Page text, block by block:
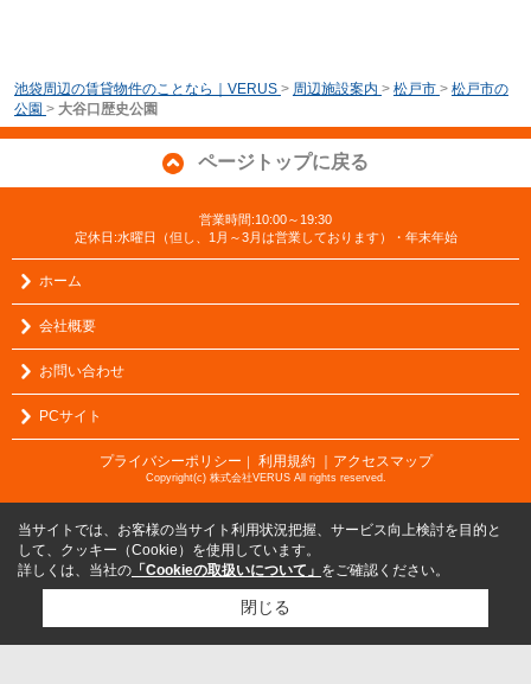
池袋周辺の賃貸物件のことなら｜VERUS > 周辺施設案内 > 松戸市 > 松戸市の
公園 > 大谷口歴史公園
ページトップに戻る
営業時間:10:00～19:30
定休日:水曜日（但し、1月～3月は営業しております）・年末年始
ホーム
会社概要
お問い合わせ
PCサイト
プライバシーポリシー ｜ 利用規約 ｜アクセスマップ
Copyright(c) 株式会社VERUS All rights reserved.
当サイトでは、お客様の当サイト利用状況把握、サービス向上検討を目的と
して、クッキー（Cookie）を使用しています。
詳しくは、当社の 「Cookieの取扱いについて」 をご確認ください。
閉じる